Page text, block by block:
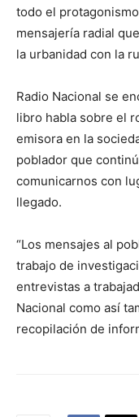
todo el
mensajería radial
la urbanidad con la
Radio Nacional se
libro habla sobre el
emisora en la
poblador que
comunicarnos con
llegado.
“Los mensajes al
trabajo de
entrevistas a
Nacional como así
recopilación de